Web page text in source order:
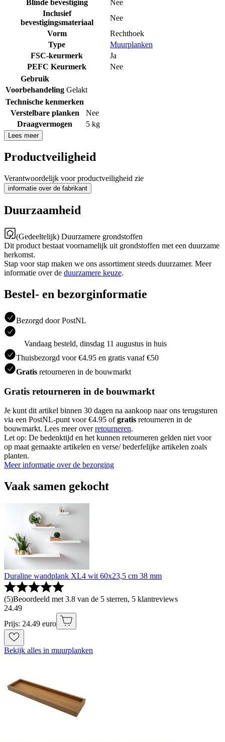
Blinde bevestiging
Nee
Inclusief
bevestigingsmateriaal
Nee
Vorm
Rechthoek
Type
Muurplanken
FSC-keurmerk
Ja
PEFC Keurmerk
Nee
Gebruik
Voorbehandeling Gelakt
Technische kenmerken
Verstelbare planken
Nee
Draagvermogen
5 kg
Lees meer
Productveiligheid
Verantwoordelijk voor productveiligheid zie
informatie over de fabrikant
Duurzaamheid
(Gedeeltelijk) Duurzamere grondstoffen
Dit product bestaat voornamelijk uit grondstoffen met een duurzame
herkomst.
Stap voor stap maken we ons assortiment steeds duurzamer. Meer
informatie over de duurzamere keuze.
Bestel- en bezorginformatie
Bezorgd door PostNL
Vandaag besteld, dinsdag 11 augustus in huis
Thuisbezorgd voor €4.95 en gratis vanaf €50
Gratis retourneren in de bouwmarkt
Gratis retourneren in de bouwmarkt
Je kunt dit artikel binnen 30 dagen na aankoop naar ons terugsturen
via een PostNL-punt voor €4.95 ofgratis retourneren in de
bouwmarkt. Lees meer overretourneren.
Let op: De bedenktijd en het kunnen retourneren gelden niet voor
op maat gemaakte artikelen en verse/ bederfelijke artikelen zoals
planten.
Meer informatie over de bezorging
Vaak samen gekocht
Duraline wandplank XL4 wit 60x23,5 cm 38 mm
(5)Beoordeeld met 3.8 van de 5 sterren, 5 klantreviews
24.49
Prijs: 24.49 euro
Bekijk alles in muurplanken